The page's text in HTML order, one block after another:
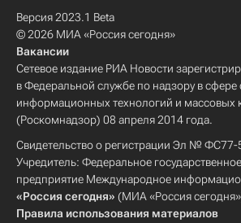
Версия 2023.1 Beta
© 2026 МИА «Россия сегодня»
Вакансии
Сетевое издание РИА Новости
в Федеральной службе по надзору в сфере
информационных технологий и массовых
(Роскомнадзор) 08 апреля 2014 года.
Свидетельство о регистрации Эл № ФС77-
Учредитель: Федеральное
предприятие Международное
«Россия сегодня» (МИА «Россия
Правила использования материалов